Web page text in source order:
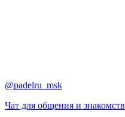
@padelru_msk
Чат для общения и знакомств